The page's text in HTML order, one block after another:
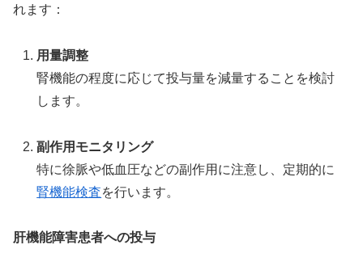
れます：
用量調整
腎機能の程度に応じて投与量を減量することを検討
します。
副作用モニタリング
特に徐脈や低血圧などの副作用に注意し、定期的に
腎機能検査を行います。
肝機能障害患者への投与